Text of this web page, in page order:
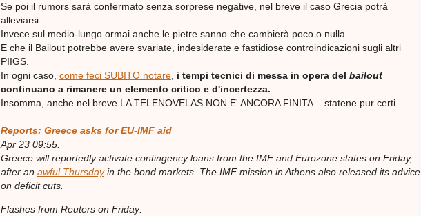
Se poi il rumors sarà confermato senza sorprese negative, nel breve il caso Grecia potrà
alleviarsi.
Invece sul medio-lungo ormai anche le pietre sanno che cambierà poco o nulla...
E che il Bailout potrebbe avere svariate, indesiderate e fastidiose controindicazioni sugli altri
PIIGS.
In ogni caso, come feci SUBITO notare i tempi tecnici di messa in opera del bailout
continuano a rimanere un elemento critico e d'incertezza.
Insomma, anche nel breve LA TELENOVELAS NON E' ANCORA FINITA....statene pur certi.
Reports: Greece asks for EU-IMF aid
Apr 23 09:55.
Greece will reportedly activate contingency loans from the IMF and Eurozone states on Friday,
after an awful Thursdayin the bond markets. The IMF mission in Athens also released its advice
on deficit cuts.
Flashes from Reuters on Friday: